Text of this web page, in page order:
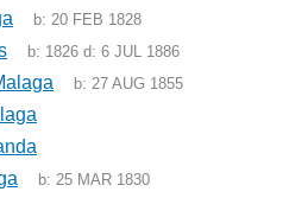
b:20 FEB 1828
b: 1826 d:6 JUL 1886
b:27 AUG 1855
b:25 MAR 1830